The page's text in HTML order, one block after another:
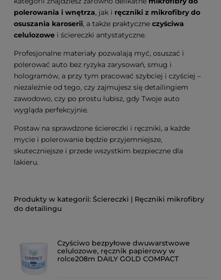
polerowania i wnętrza, jak i ręczniki z mikrofibry do
osuszania karoserii, a także praktyczne czyściwa
celulozowe i ściereczki antystatyczne.
Profesjonalne materiały pozwalają myć, osuszać i
polerować auto bez ryzyka zarysowań, smug i
hologramów, a przy tym pracować szybciej i czyściej –
niezależnie od tego, czy zajmujesz się detailingiem
zawodowo, czy po prostu lubisz, gdy Twoje auto
wygląda perfekcyjnie.
Postaw na sprawdzone ściereczki i ręczniki, a każde
mycie i polerowanie będzie przyjemniejsze,
skuteczniejsze i przede wszystkim bezpieczne dla
lakieru.
Ściereczki | Ręczniki mikrofibry
do detailingu
Czyściwo bezpyłowe dwuwarstwowe
celulozowe, ręcznik papierowy w
rolce208m DAILY GOLD COMPACT